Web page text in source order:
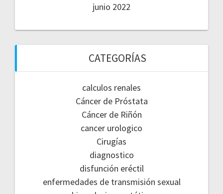
junio 2022
CATEGORÍAS
calculos renales
Cáncer de Próstata
Cáncer de Riñón
cancer urologico
Cirugías
diagnostico
disfunción eréctil
enfermedades de transmisión sexual